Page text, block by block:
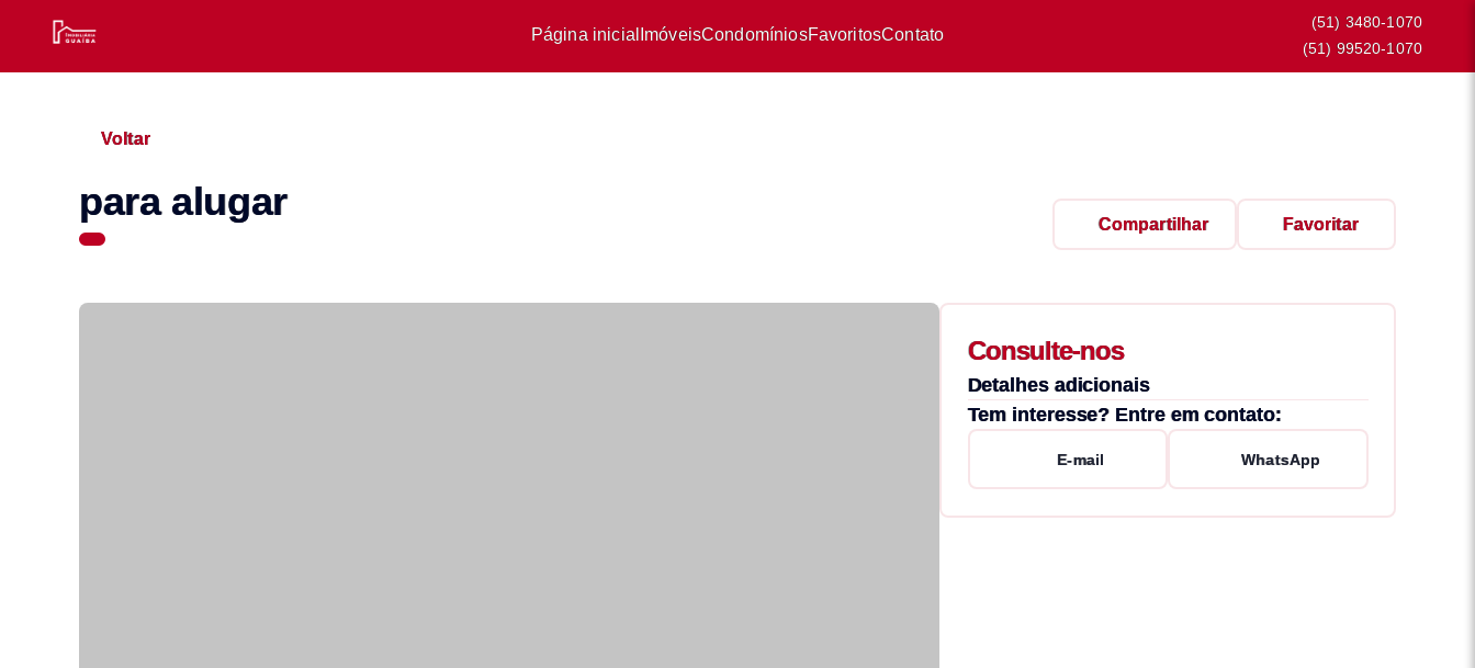
Página inicial ImóveisCondomíniosFavoritosContato
(51) 3480-1070
(51) 99520-1070
Voltar
para alugar Compartilhar Favoritar
Consulte-nos
Detalhes adicionais
Tem interesse? Entre em contato:
E-mail WhatsApp